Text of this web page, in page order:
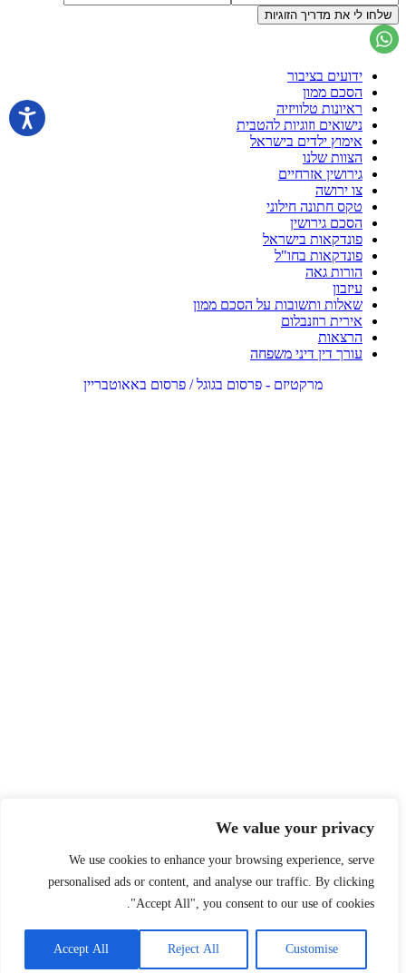
We value your privacy
We use cookies to enhance your browsing experience, serve
personalised ads or content, and analyse our traffic. By clicking
"Accept All", you consent to our use of cookies.
Customise
Reject All
Accept All
ידועים בציבור
הסכם ממון
ראיונות טלוויזיה
נישואים וזוגיות להטבית
אימוץ ילדים בישראל
הצוות שלנו
גירושין אזרחיים
צו ירושה
טקס חתונה חילוני
הסכם גירושין
פונדקאות בישראל
פונדקאות בחו"ל
הורות גאה
עיזבון
שאלות ותשובות על הסכם ממון
אירית רוזנבלום
הרצאות
עורך דין דיני משפחה
מרקטיזם - פרסום בגוגל / פרסום באאוטבריין